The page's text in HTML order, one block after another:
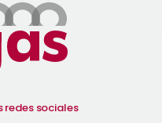
redes sociales